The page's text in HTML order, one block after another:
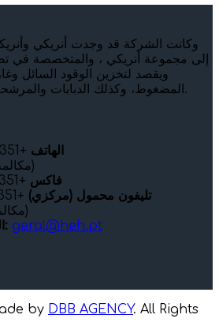
إلى مجموعة أنريكي ، والمتخصصة في
ويقصد لتخزين الوقود السائل
المضغوط، وكذلك الدبابات والمرشحات المائية لمعالجة المياه.
الهاتف +351 249 540 990
(مكالمة أرضية وطنية)
فاكس +351 249 544 691
تليفون محمول (مركزي) +351 919 984 246
(مكالمة جوال محلية)
البريد الإلكتروني: geral@heh.pt
by DBB AGENCY. All Rights